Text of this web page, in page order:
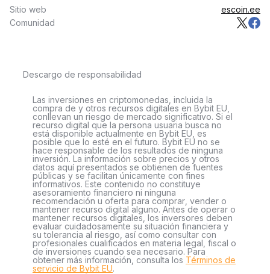
Sitio web
escoin.ee
Comunidad
Descargo de responsabilidad
Las inversiones en criptomonedas, incluida la
compra de y otros recursos digitales en Bybit EU,
conllevan un riesgo de mercado significativo. Si el
recurso digital que la persona usuaria busca no
está disponible actualmente en Bybit EU, es
posible que lo esté en el futuro. Bybit EU no se
hace responsable de los resultados de ninguna
inversión. La información sobre precios y otros
datos aquí presentados se obtienen de fuentes
públicas y se facilitan únicamente con fines
informativos. Este contenido no constituye
asesoramiento financiero ni ninguna
recomendación u oferta para comprar, vender o
mantener recurso digital alguno. Antes de operar o
mantener recursos digitales, los inversores deben
evaluar cuidadosamente su situación financiera y
su tolerancia al riesgo, así como consultar con
profesionales cualificados en materia legal, fiscal o
de inversiones cuando sea necesario. Para
obtener más información, consulta los Términos de
servicio de Bybit EU.